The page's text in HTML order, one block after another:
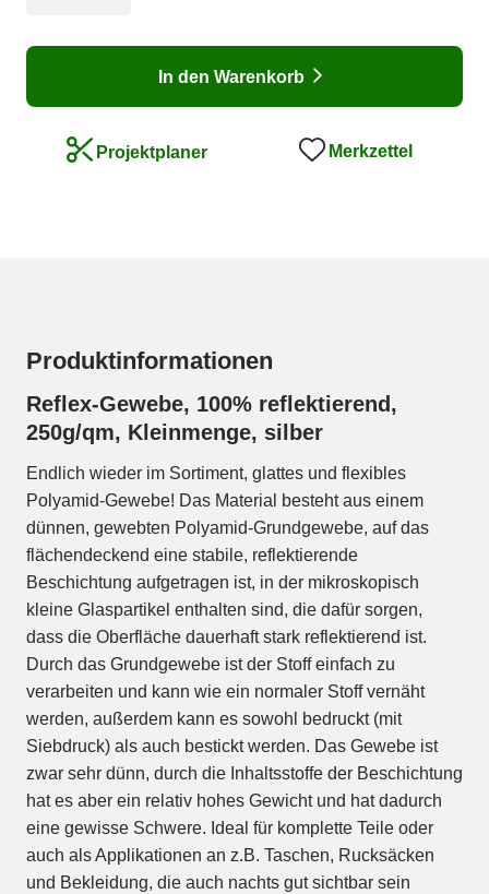
In den Warenkorb
Projektplaner Merkzettel
Produktinformationen
Reflex-Gewebe, 100% reflektierend,
250g/qm, Kleinmenge, silber
Endlich wieder im Sortiment, glattes und flexibles
Polyamid-Gewebe! Das Material besteht aus einem
dünnen, gewebten Polyamid-Grundgewebe, auf das
flächendeckend eine stabile, reflektierende
Beschichtung aufgetragen ist, in der mikroskopisch
kleine Glaspartikel enthalten sind, die dafür sorgen,
dass die Oberfläche dauerhaft stark reflektierend ist.
Durch das Grundgewebe ist der Stoff einfach zu
verarbeiten und kann wie ein normaler Stoff vernäht
werden, außerdem kann es sowohl bedruckt (mit
Siebdruck) als auch bestickt werden. Das Gewebe ist
zwar sehr dünn, durch die Inhaltsstoffe der Beschichtung
hat es aber ein relativ hohes Gewicht und hat dadurch
eine gewisse Schwere. Ideal für komplette Teile oder
auch als Applikationen an z.B. Taschen, Rucksäcken
und Bekleidung, die auch nachts gut sichtbar sein